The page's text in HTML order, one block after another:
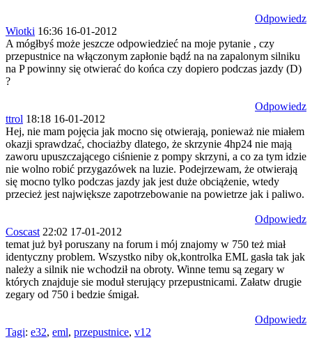
Odpowiedz
Wiotki 16:36 16-01-2012
A mógłbyś może jeszcze odpowiedzieć na moje pytanie , czy
przepustnice na włączonym zapłonie bądź na na zapalonym silniku
na P powinny się otwierać do końca czy dopiero podczas jazdy (D)
?
Odpowiedz
ttrol 18:18 16-01-2012
Hej, nie mam pojęcia jak mocno się otwierają, ponieważ nie miałem
okazji sprawdzać, chociażby dlatego, że skrzynie 4hp24 nie mają
zaworu upuszczającego ciśnienie z pompy skrzyni, a co za tym idzie
nie wolno robić przygazówek na luzie. Podejrzewam, że otwierają
się mocno tylko podczas jazdy jak jest duże obciążenie, wtedy
przecież jest największe zapotrzebowanie na powietrze jak i paliwo.
Odpowiedz
Coscast 22:02 17-01-2012
temat już był poruszany na forum i mój znajomy w 750 też miał
identyczny problem. Wszystko niby ok,kontrolka EML gasła tak jak
należy a silnik nie wchodził na obroty. Winne temu są zegary w
których znajduje sie moduł sterujący przepustnicami. Załatw drugie
zegary od 750 i bedzie śmigał.
Odpowiedz
Tagi: e32, eml, przepustnice, v12